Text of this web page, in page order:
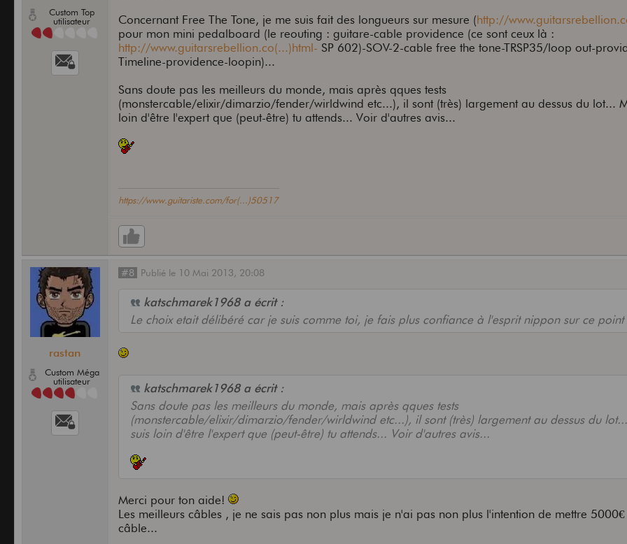
Custom Top
utilisateur
Concernant Free The Tone, je me suis fait des longueurs sur mesure (http://
pour mon mini pedalboard (le reouting : guitare-cable providence (ce sont ceux là :
http://www.guitarsrebellion.co(...)html- SP 602)-SOV-2-cable free the tone-TRSP35/loop out-
Timeline-providence-loopin)...
Sans doute pas les meilleurs du monde, mais après qques tests
(monstercable/elixir/dimarzio/fender/wirldwind etc...), il sont (très) largement au dessus du lot...
loin d'être l'expert que (peut-être) tu attends... Voir d'autres avis...
https://www.guitariste.com/for(...)50517
rastan
Custom Méga
utilisateur
#8 Publié le 10 Mai 2013, 20:08
katschmarek1968 a écrit :
Le choix etait délibéré car je suis comme toi, je fais plus confiance à l'esprit nippon sur ce point
katschmarek1968 a écrit :
Sans doute pas les meilleurs du monde, mais après qques tests
(monstercable/elixir/dimarzio/fender/wirldwind etc...), il sont (très) largement au dessus du
suis loin d'être l'expert que (peut-être) tu attends... Voir d'autres avis...
Merci pour ton aide!
Les meilleurs câbles , je ne sais pas non plus mais je n'ai pas non plus l'intention de mettre
câble...